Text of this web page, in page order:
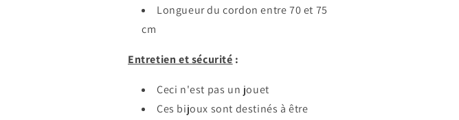
Longueur du cordon entre 70 et 75
cm
Entretien et sécurité :
Ceci n'est pas un jouet
Ces bijoux sont destinés à être